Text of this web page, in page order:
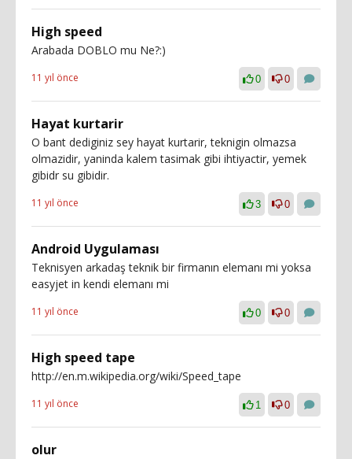
High speed
Arabada DOBLO mu Ne?:)
11 yıl önce 0 0
Hayat kurtarir
O bant dediginiz sey hayat kurtarir, teknigin olmazsa
olmazidir, yaninda kalem tasimak gibi ihtiyactir, yemek
gibidr su gibidir.
11 yıl önce 3 0
Android Uygulaması
Teknisyen arkadaş teknik bir firmanın elemanı mi yoksa
easyjet in kendi elemanı mi
11 yıl önce 0 0
High speed tape
http://en.m.wikipedia.org/wiki/Speed_tape
11 yıl önce 1 0
olur